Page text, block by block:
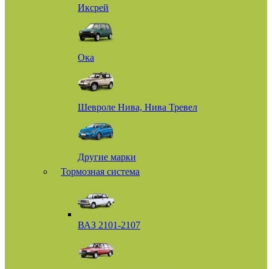
Иксрей
Ока
Шевроле Нива, Нива Тревел
Другие марки
Тормозная система
ВАЗ 2101-2107